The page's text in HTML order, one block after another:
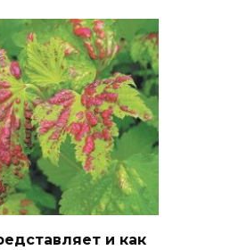
и как